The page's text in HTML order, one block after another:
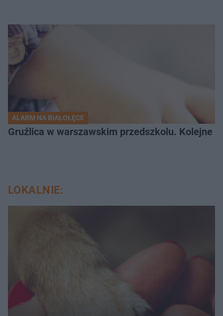
ALARM NA BIAŁOŁĘCE
Gruźlica w warszawskim przedszkolu. Kolejne
LOKALNIE: